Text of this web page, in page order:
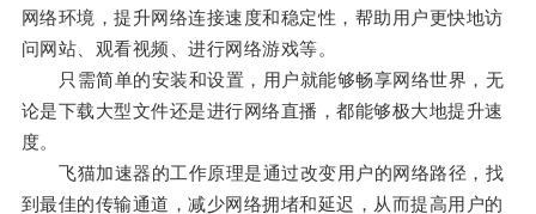
网络环境，提升网络连接速度和稳定性，帮助用户更快地访
问网站、观看视频、进行网络游戏等。
只需简单的安装和设置，用户就能够畅享网络世界，无
论是下载大型文件还是进行网络直播，都能够极大地提升速
度。
飞猫加速器的工作原理是通过改变用户的网络路径，找
到最佳的传输通道，减少网络拥堵和延迟，从而提高用户的